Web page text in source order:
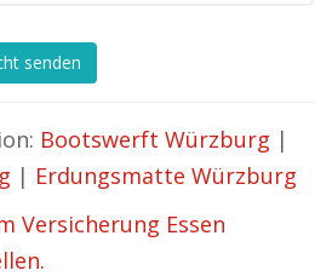
senden
Bootswerft Würzburg |
| Erdungsmatte Würzburg
Versicherung Essen